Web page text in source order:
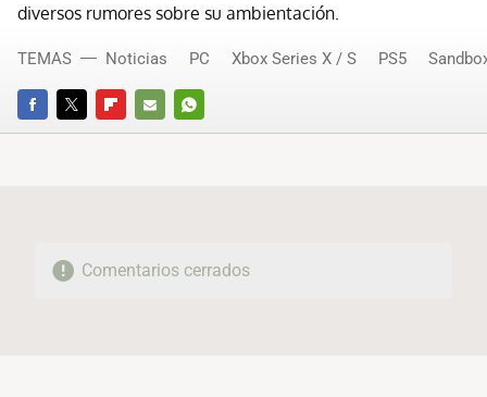
diversos rumores sobre su ambientación.
FACEBOOKTWITTERFLIPBOARD
E-
WHATSAPP
TEMAS Noticias PC Xbox Series X / S PS5
Comentarios cerrados